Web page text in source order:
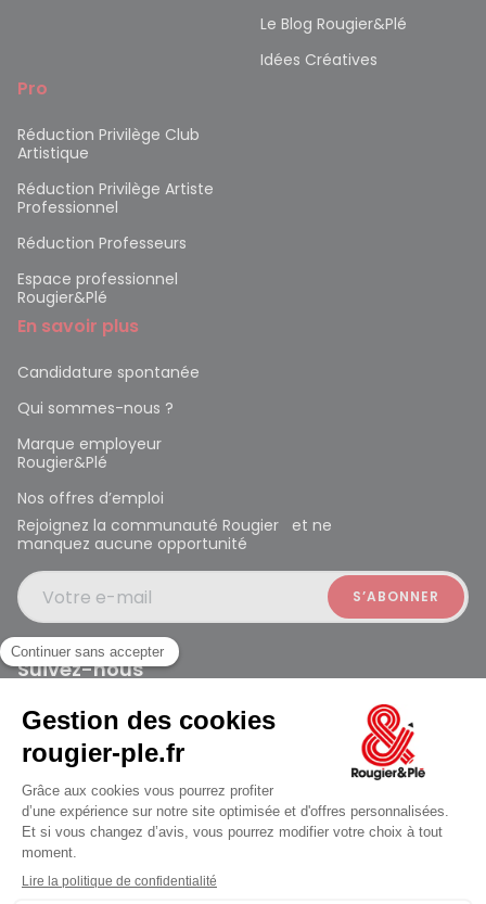
Le Blog Rougier&Plé
Idées Créatives
Pro
Réduction Privilège Club
Artistique
Réduction Privilège Artiste
Professionnel
Réduction Professeurs
Espace professionnel
Rougier&Plé
En savoir plus
Candidature spontanée
Qui sommes-nous ?
Marque employeur
Rougier&Plé
Nos offres d’emploi
Rejoignez la communauté Rougier et ne
manquez aucune opportunité
Votre e-mail
Suivez-nous
Rougier et Plé 2024 Copyright
Mentions légales